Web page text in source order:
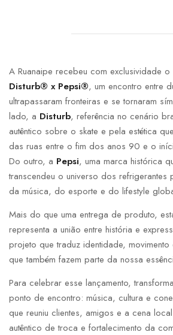
A Ruanaipe recebeu com exclusividade
Disturb® x Pepsi®, um encontro entre
ultrapassaram fronteiras e se tornaram
lado, a Disturb, referência no cenário
autêntico sobre o skate e pela estética
das ruas entre o fim dos anos 90 e o
Do outro, a Pepsi, uma marca histórica
transcendeu o universo dos refrigerantes
da música, do esporte e do lifestyle
Mais do que uma entrega de produto,
representa a união entre história e
projeto que traduz identidade,
que também fazem parte da nossa
Para celebrar esse lançamento,
ponto de encontro: música, cultura e
que reuniu clientes, amigos e a cena
autêntico de troca e fortalecimento da